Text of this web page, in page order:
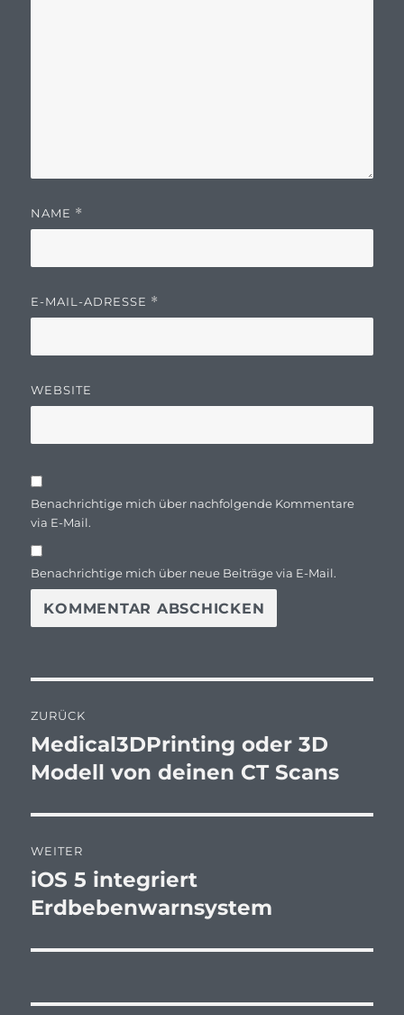
NAME *
E-MAIL-ADRESSE *
WEBSITE
Benachrichtige mich über nachfolgende Kommentare
via E-Mail.
Benachrichtige mich über neue Beiträge via E-Mail.
ZURÜCK
Vorheriger
Beitrag:
Medical3DPrinting oder 3D
Modell von deinen CT Scans
WEITER
Nächster
Beitrag:
iOS 5 integriert
Erdbebenwarnsystem